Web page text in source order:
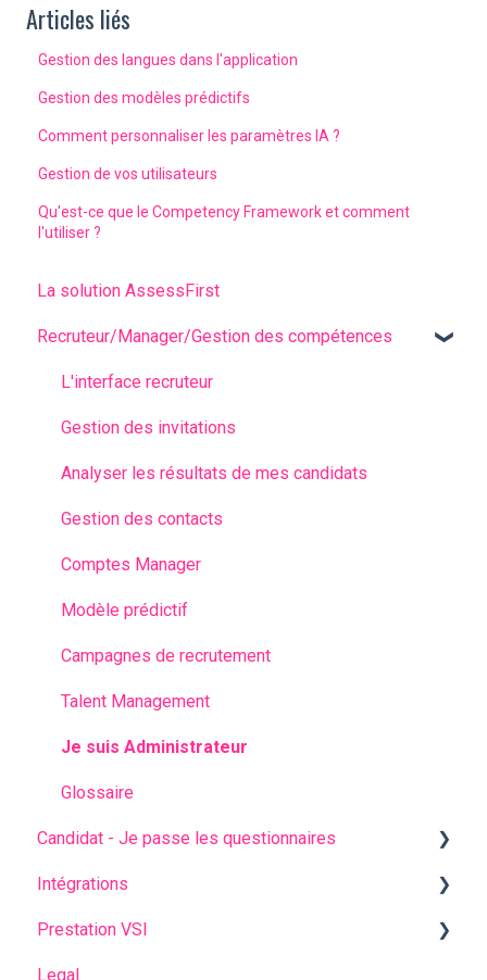
Articles liés
Gestion des langues dans l'application
Gestion des modèles prédictifs
Comment personnaliser les paramètres IA ?
Gestion de vos utilisateurs
Qu'est-ce que le Competency Framework et comment
l'utiliser ?
La solution AssessFirst
Recruteur/Manager/Gestion des compétences
L'interface recruteur
Gestion des invitations
Analyser les résultats de mes candidats
Gestion des contacts
Comptes Manager
Modèle prédictif
Campagnes de recrutement
Talent Management
Je suis Administrateur
Glossaire
Candidat - Je passe les questionnaires
Questions fréquentes
Avant les questionnaires
Pendant les questionnaires
Intégrations
AssessFirst API
365Talents
Prestation VSI
Je suis formateur - Les bases
Legal